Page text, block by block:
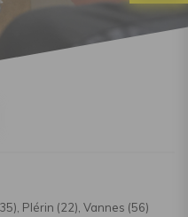
Plérin (22), Vannes (56)